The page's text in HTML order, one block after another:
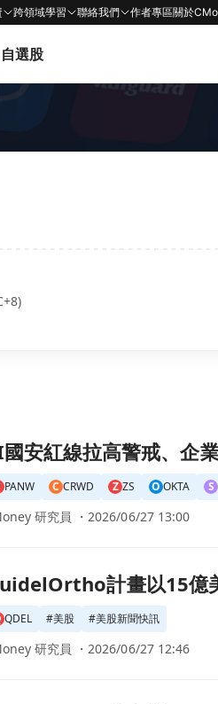
跨領域學習 聯絡我們 作者專區關於
自選股
預算卻踩剎車？華爾街點名三
安紅線拉高警戒、企
PANW C CRWD Z ZS OOKTA S
研究員 ・2026/06/27 13:00
售檢測單位，私募股權公司積
計畫以15億
QDEL #美股 #美股新聞快訊
研究員 ・2026/06/27 12:46